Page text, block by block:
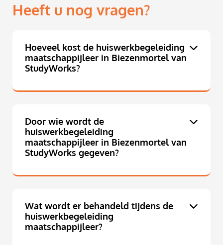
Heeft u nog vragen?
Hoeveel kost de huiswerkbegeleiding
maatschappijleer in Biezenmortel van
StudyWorks?
Door wie wordt de
huiswerkbegeleiding
maatschappijleer in Biezenmortel van
StudyWorks gegeven?
Wat wordt er behandeld tijdens de
huiswerkbegeleiding
maatschappijleer?